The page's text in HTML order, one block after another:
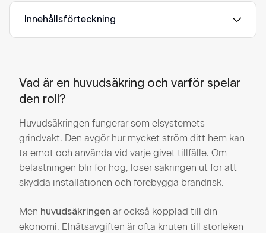
Innehållsförteckning
Vad är en huvudsäkring och varför spelar
den roll?
Huvudsäkringen fungerar som elsystemets
grindvakt. Den avgör hur mycket ström ditt hem kan
ta emot och använda vid varje givet tillfälle. Om
belastningen blir för hög, löser säkringen ut för att
skydda installationen och förebygga brandrisk.
Men huvudsäkringen är också kopplad till din
ekonomi. Elnätsavgiften är ofta knuten till storleken